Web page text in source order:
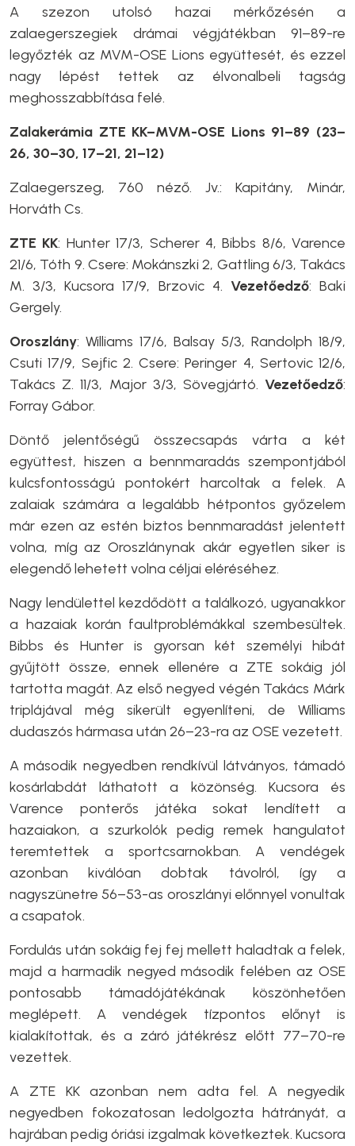
A szezon utolsó hazai mérkőzésén a
zalaegerszegiek drámai végjátékban 91–89-re
legyőzték az MVM-OSE Lions együttesét, és ezzel
nagy lépést tettek az élvonalbeli tagság
meghosszabbítása felé.
Zalakerámia ZTE KK–MVM-OSE Lions 91–89 (23–
26, 30–30, 17–21, 21–12)
Zalaegerszeg, 760 néző. Jv.: Kapitány, Minár,
Horváth Cs.
ZTE KK: Hunter 17/3, Scherer 4, Bibbs 8/6, Varence
21/6, Tóth 9. Csere: Mokánszki 2, Gattling 6/3, Takács
M. 3/3, Kucsora 17/9, Brzovic 4. Vezetőedző: Baki
Gergely.
Oroszlány: Williams 17/6, Balsay 5/3, Randolph 18/9,
Csuti 17/9, Sejfic 2. Csere: Peringer 4, Sertovic 12/6,
Takács Z. 11/3, Major 3/3, Sövegjártó. Vezetőedző:
Forray Gábor.
Döntő jelentőségű összecsapás várta a két
együttest, hiszen a bennmaradás szempontjából
kulcsfontosságú pontokért harcoltak a felek. A
zalaiak számára a legalább hétpontos győzelem
már ezen az estén biztos bennmaradást jelentett
volna, míg az Oroszlánynak akár egyetlen siker is
elegendő lehetett volna céljai eléréséhez.
Nagy lendülettel kezdődött a találkozó, ugyanakkor
a hazaiak korán faultproblémákkal szembesültek.
Bibbs és Hunter is gyorsan két személyi hibát
gyűjtött össze, ennek ellenére a ZTE sokáig jól
tartotta magát. Az első negyed végén Takács Márk
triplájával még sikerült egyenlíteni, de Williams
dudaszós hármasa után 26–23-ra az OSE vezetett.
A második negyedben rendkívül látványos, támadó
kosárlabdát láthatott a közönség. Kucsora és
Varence ponterős játéka sokat lendített a
hazaiakon, a szurkolók pedig remek hangulatot
teremtettek a sportcsarnokban. A vendégek
azonban kiválóan dobtak távolról, így a
nagyszünetre 56–53-as oroszlányi előnnyel vonultak
a csapatok.
Fordulás után sokáig fej fej mellett haladtak a felek,
majd a harmadik negyed második felében az OSE
pontosabb támadójátékának köszönhetően
meglépett. A vendégek tízpontos előnyt is
kialakítottak, és a záró játékrész előtt 77–70-re
vezettek.
A ZTE KK azonban nem adta fel. A negyedik
negyedben fokozatosan ledolgozta hátrányát, a
hajrában pedig óriási izgalmak következtek. Kucsora